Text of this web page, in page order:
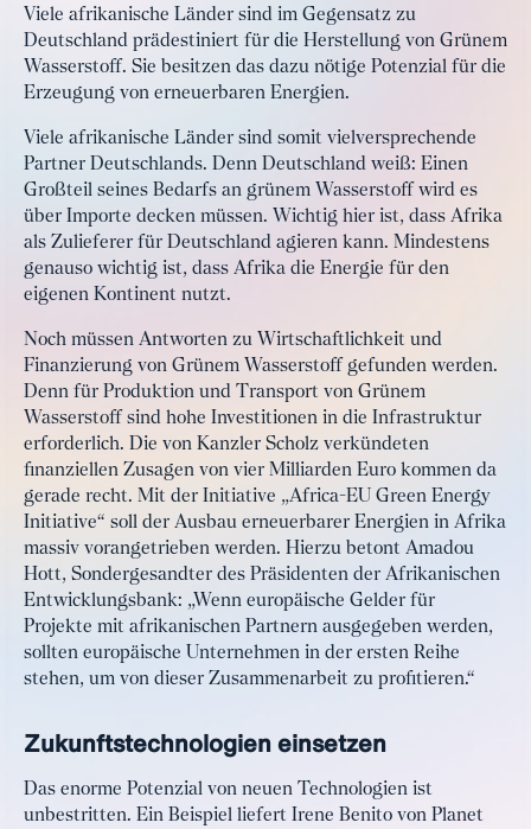
Viele afrikanische Länder sind im Gegensatz zu
Deutschland prädestiniert für die Herstellung von Grünem
Wasserstoff. Sie besitzen das dazu nötige Potenzial für die
Erzeugung von erneuerbaren Energien.
Viele afrikanische Länder sind somit vielversprechende
Partner Deutschlands. Denn Deutschland weiß: Einen
Großteil seines Bedarfs an grünem Wasserstoff wird es
über Importe decken müssen. Wichtig hier ist, dass Afrika
als Zulieferer für Deutschland agieren kann. Mindestens
genauso wichtig ist, dass Afrika die Energie für den
eigenen Kontinent nutzt.
Noch müssen Antworten zu Wirtschaftlichkeit und
Finanzierung von Grünem Wasserstoff gefunden werden.
Denn für Produktion und Transport von Grünem
Wasserstoff sind hohe Investitionen in die Infrastruktur
erforderlich. Die von Kanzler Scholz verkündeten
finanziellen Zusagen von vier Milliarden Euro kommen da
gerade recht. Mit der Initiative „Africa-EU Green Energy
Initiative“ soll der Ausbau erneuerbarer Energien in Afrika
massiv vorangetrieben werden. Hierzu betont Amadou
Hott, Sondergesandter des Präsidenten der Afrikanischen
Entwicklungsbank: „Wenn europäische Gelder für
Projekte mit afrikanischen Partnern ausgegeben werden,
sollten europäische Unternehmen in der ersten Reihe
stehen, um von dieser Zusammenarbeit zu profitieren.“
Zukunftstechnologien einsetzen
Das enorme Potenzial von neuen Technologien ist
unbestritten. Ein Beispiel liefert Irene Benito von Planet